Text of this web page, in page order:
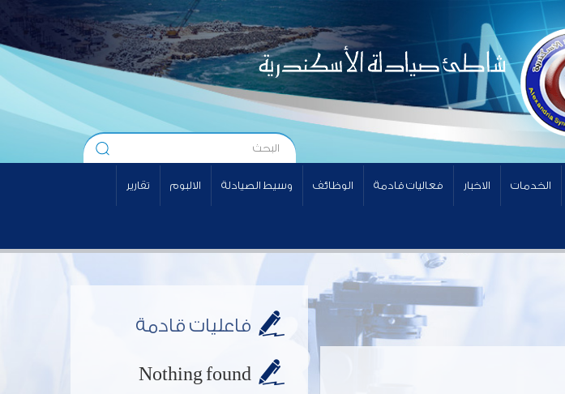
الخدمات الاخبار فعاليات قادمة الوظائف وسيط الصيادلة الالبوم تقارير
فاعليات قادمة
Nothing found